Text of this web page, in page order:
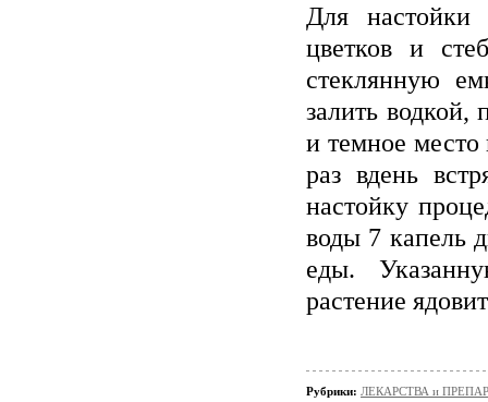
Для настойки
цветков и
стеклянную
залить водкой,
и темное
раз вдень
настойку
воды 7 капель
еды.
растение
Рубрики: ЛЕКАРСТВА и